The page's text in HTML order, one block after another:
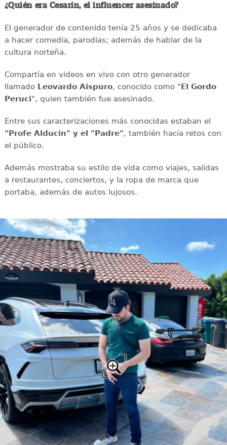
¿Quién era Cesarín, el influencer asesinado?
El generador de contenido tenía 25 años y se dedicaba
a hacer comedia, parodias; además de hablar de la
cultura norteña.
Compartía en videos en vivo con otro generador
llamadoLeovardo Aispuro, conocido como "El Gordo
Peruci", quien también fue asesinado.
Entre sus caracterizaciones más conocidas estaban el
"Profe Alducin" y el "Padre", también hacía retos con
el público.
Además mostraba su estilo de vida como viajes, salidas
a restaurantes, conciertos, y la ropa de marca que
portaba, además de autos lujosos.